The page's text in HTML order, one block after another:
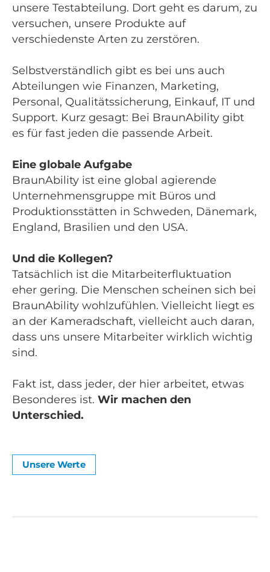
unsere Testabteilung. Dort geht es darum, zu
versuchen, unsere Produkte auf
verschiedenste Arten zu zerstören.
Selbstverständlich gibt es bei uns auch
Abteilungen wie Finanzen, Marketing,
Personal, Qualitätssicherung, Einkauf, IT und
Support. Kurz gesagt: Bei BraunAbility gibt
es für fast jeden die passende Arbeit.
Eine globale Aufgabe
BraunAbility ist eine global agierende
Unternehmensgruppe mit Büros und
Produktionsstätten in Schweden, Dänemark,
England, Brasilien und den USA.
Und die Kollegen?
Tatsächlich ist die Mitarbeiterfluktuation
eher gering. Die Menschen scheinen sich bei
BraunAbility wohlzufühlen. Vielleicht liegt es
an der Kameradschaft, vielleicht auch daran,
dass uns unsere Mitarbeiter wirklich wichtig
sind.
Fakt ist, dass jeder, der hier arbeitet, etwas
Besonderes ist. Wir machen den
Unterschied.
Unsere Werte